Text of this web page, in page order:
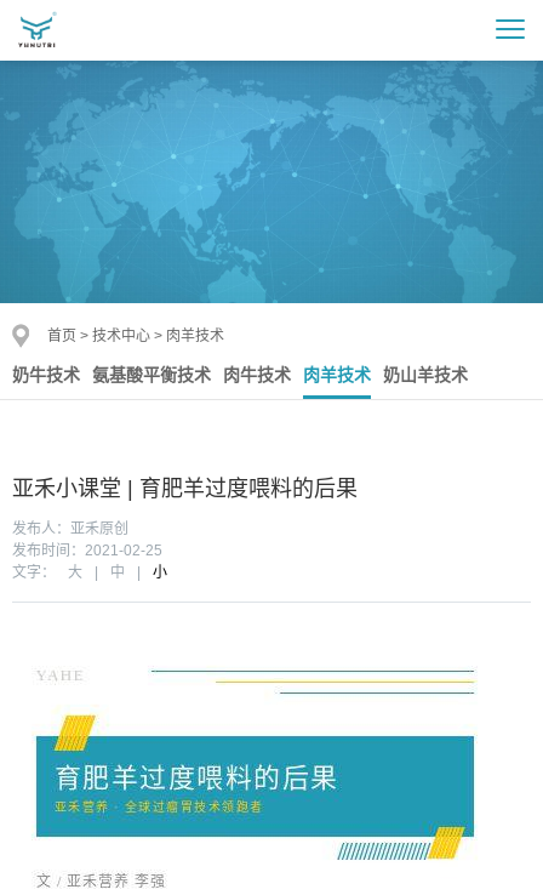
首页 > 技术中心 > 肉羊技术
奶牛技术 氨基酸平衡技术 肉牛技术 肉羊技术 奶山羊技术
亚禾小课堂 | 育肥羊过度喂料的后果
发布人：亚禾原创
发布时间：2021-02-25
文字：
大 中 小